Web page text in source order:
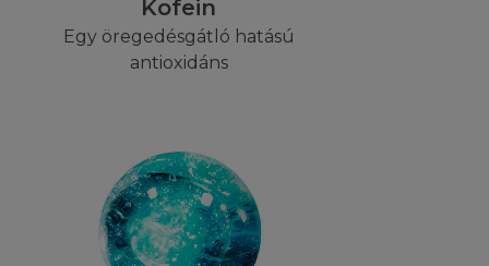
Kofein
Egy öregedésgátló hatású
antioxidáns
Ön csak saját
azok
vagy
egy másik
és az